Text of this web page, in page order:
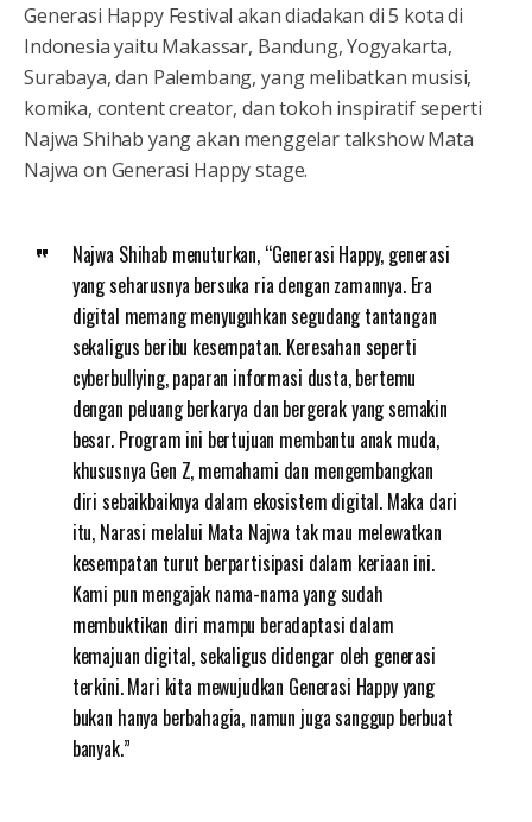
Generasi Happy Festival akan diadakan di 5 kota di
Indonesia yaitu Makassar, Bandung, Yogyakarta,
Surabaya, dan Palembang, yang melibatkan musisi,
komika, content creator, dan tokoh inspiratif seperti
Najwa Shihab yang akan menggelar talkshow Mata
Najwa on Generasi Happy stage.
Najwa Shihab menuturkan, “Generasi Happy, generasi
yang seharusnya bersuka ria dengan zamannya. Era
digital memang menyuguhkan segudang tantangan
sekaligus beribu kesempatan. Keresahan seperti
cyberbullying, paparan informasi dusta, bertemu
dengan peluang berkarya dan bergerak yang semakin
besar. Program ini bertujuan membantu anak muda,
khususnya Gen Z, memahami dan mengembangkan
diri sebaikbaiknya dalam ekosistem digital. Maka dari
itu, Narasi melalui Mata Najwa tak mau melewatkan
kesempatan turut berpartisipasi dalam keriaan ini.
Kami pun mengajak nama-nama yang sudah
membuktikan diri mampu beradaptasi dalam
kemajuan digital, sekaligus didengar oleh generasi
terkini. Mari kita mewujudkan Generasi Happy yang
bukan hanya berbahagia, namun juga sanggup berbuat
banyak.”